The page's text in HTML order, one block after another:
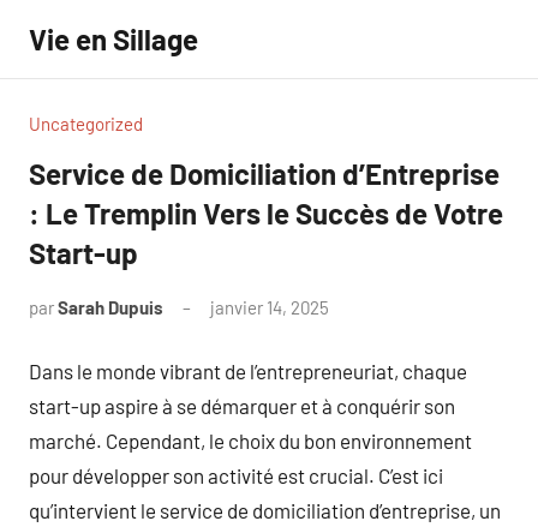
contenu
Vie en Sillage
Uncategorized
Service de Domiciliation d’Entreprise
: Le Tremplin Vers le Succès de Votre
Start-up
parSarah Dupuis janvier 14, 2025
Dans le monde vibrant de l’entrepreneuriat, chaque
start-up aspire à se démarquer et à conquérir son
marché. Cependant, le choix du bon environnement
pour développer son activité est crucial. C’est ici
qu’intervient le service de domiciliation d’entreprise, un